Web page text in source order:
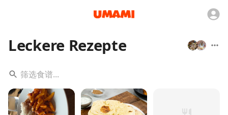
Leckere Rezepte